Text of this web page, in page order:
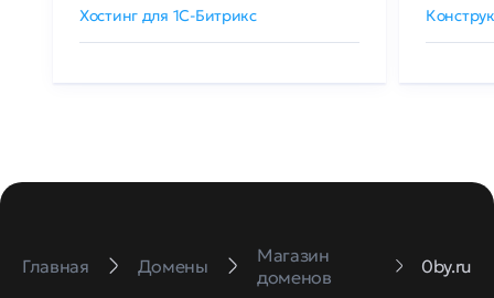
Хостинг для 1C-Битрикс
Главная Домены
Магазин
доменов
0by.ru